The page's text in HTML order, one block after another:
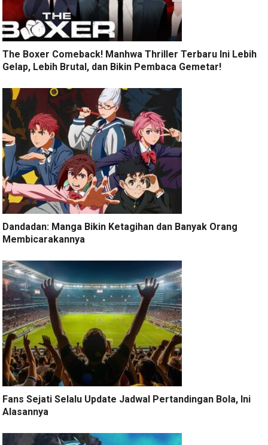
The Boxer Comeback! Manhwa Thriller Terbaru Ini Lebih
Gelap, Lebih Brutal, dan Bikin Pembaca Gemetar!
Dandadan: Manga Bikin Ketagihan dan Banyak Orang
Membicarakannya
Fans Sejati Selalu Update Jadwal Pertandingan Bola, Ini
Alasannya